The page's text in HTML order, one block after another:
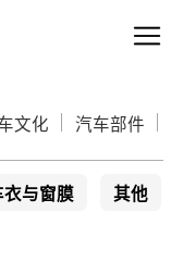
文化 汽车部件
衣与窗膜 其他